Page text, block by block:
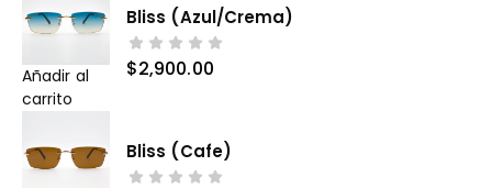
Añadir al
carrito
Bliss (azul/crema)
$2,900.00
Bliss (cafe)